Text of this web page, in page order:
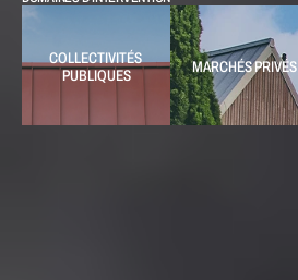
COLLECTIVITÉS
PUBLIQUES
MARCHÉS PRIVÉS